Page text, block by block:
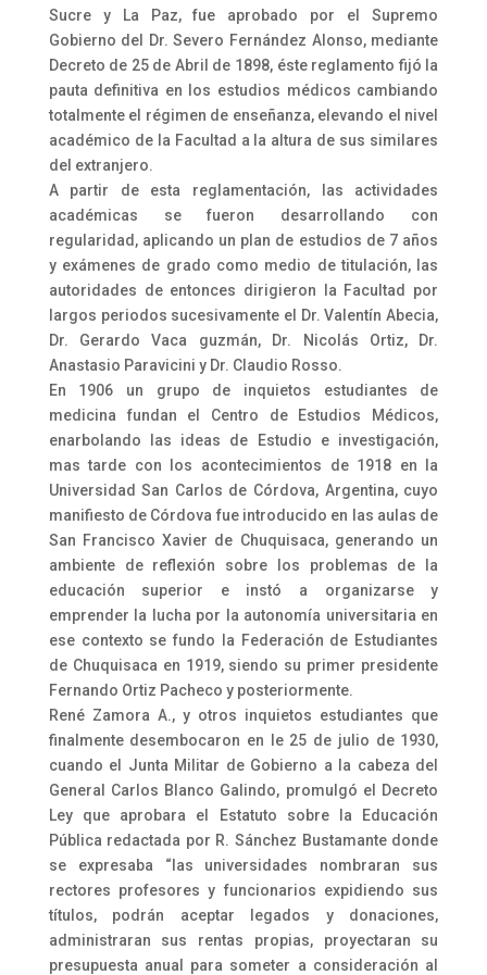
Sucre y La Paz, fue aprobado por el Supremo
Gobierno del Dr. Severo Fernández Alonso, mediante
Decreto de 25 de Abril de 1898, éste reglamento fijó la
pauta definitiva en los estudios médicos cambiando
totalmente el régimen de enseñanza, elevando el nivel
académico de la Facultad a la altura de sus similares
del extranjero.
A partir de esta reglamentación, las actividades
académicas se fueron desarrollando con
regularidad, aplicando un plan de estudios de 7 años
y exámenes de grado como medio de titulación, las
autoridades de entonces dirigieron la Facultad por
largos periodos sucesivamente el Dr. Valentín Abecia,
Dr. Gerardo Vaca guzmán, Dr. Nicolás Ortiz, Dr.
Anastasio Paravicini y Dr. Claudio Rosso.
En 1906 un grupo de inquietos estudiantes de
medicina fundan el Centro de Estudios Médicos,
enarbolando las ideas de Estudio e investigación,
mas tarde con los acontecimientos de 1918 en la
Universidad San Carlos de Córdova, Argentina, cuyo
manifiesto de Córdova fue introducido en las aulas de
San Francisco Xavier de Chuquisaca, generando un
ambiente de reflexión sobre los problemas de la
educación superior e instó a organizarse y
emprender la lucha por la autonomía universitaria en
ese contexto se fundo la Federación de Estudiantes
de Chuquisaca en 1919, siendo su primer presidente
Fernando Ortiz Pacheco y posteriormente.
René Zamora A., y otros inquietos estudiantes que
finalmente desembocaron en le 25 de julio de 1930,
cuando el Junta Militar de Gobierno a la cabeza del
General Carlos Blanco Galindo, promulgó el Decreto
Ley que aprobara el Estatuto sobre la Educación
Pública redactada por R. Sánchez Bustamante donde
se expresaba “las universidades nombraran sus
rectores profesores y funcionarios expidiendo sus
títulos, podrán aceptar legados y donaciones,
administraran sus rentas propias, proyectaran su
presupuesta anual para someter a consideración al